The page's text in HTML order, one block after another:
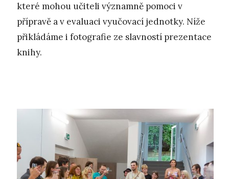
které mohou učiteli významně pomoci v
přípravě a v evaluaci vyučovací jednotky. Níže
přikládáme i fotografie ze slavností prezentace
knihy.